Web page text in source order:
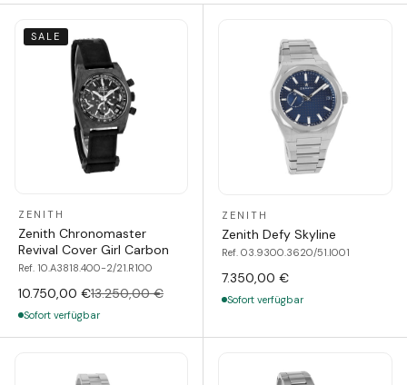
SALE
ZENITH
Zenith Chronomaster
Revival Cover Girl Carbon
Ref. 10.A3818.400-2/21.R100
10.750,00 €13.250,00 €
Sofort verfügbar
ZENITH
Zenith Defy Skyline
Ref. 03.9300.3620/51.I001
7.350,00 €
Sofort verfügbar